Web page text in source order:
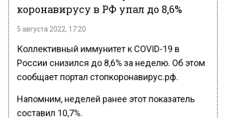
коронавирусу в РФ упал до 8,6%
5 августа 2022, 17:20
Коллективный иммунитет к COVID-19 в
России снизился до 8,6% за неделю. Об этом
сообщает портал стопкоронавирус.рф.
Напомним, неделей ранее этот показатель
составил 10,7%.